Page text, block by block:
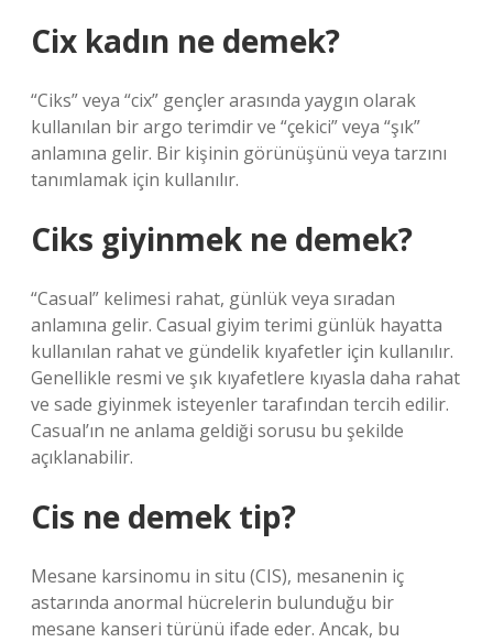
Cix kadın ne demek?
“Ciks” veya “cix” gençler arasında yaygın olarak
kullanılan bir argo terimdir ve “çekici” veya “şık”
anlamına gelir. Bir kişinin görünüşünü veya tarzını
tanımlamak için kullanılır.
Ciks giyinmek ne demek?
“Casual” kelimesi rahat, günlük veya sıradan
anlamına gelir. Casual giyim terimi günlük hayatta
kullanılan rahat ve gündelik kıyafetler için kullanılır.
Genellikle resmi ve şık kıyafetlere kıyasla daha rahat
ve sade giyinmek isteyenler tarafından tercih edilir.
Casual’ın ne anlama geldiği sorusu bu şekilde
açıklanabilir.
Cis ne demek tip?
Mesane karsinomu in situ (CIS), mesanenin iç
astarında anormal hücrelerin bulunduğu bir
mesane kanseri türünü ifade eder. Ancak, bu